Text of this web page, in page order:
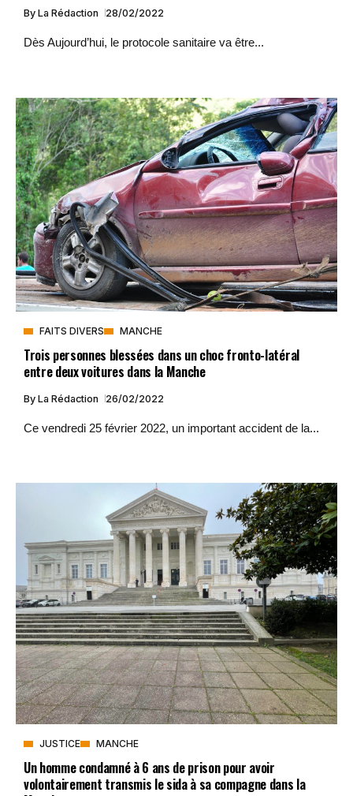
By La Rédaction 28/02/2022
Dès Aujourd’hui, le protocole sanitaire va être...
FAITS DIVERS MANCHE
Trois personnes blessées dans un choc fronto-latéral
entre deux voitures dans la Manche
By La Rédaction 26/02/2022
Ce vendredi 25 février 2022, un important accident de la...
JUSTICE MANCHE
Un homme condamné à 6 ans de prison pour avoir
volontairement transmis le sida à sa compagne dans la